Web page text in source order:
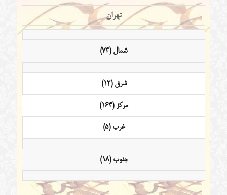
تهران
شمال (73)
شرق (12)
مرکز (164)
غرب (5)
جنوب (18)